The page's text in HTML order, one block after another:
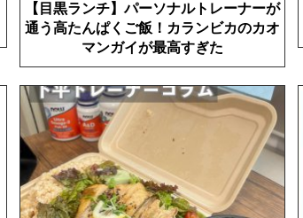
【目黒ランチ】パーソナルトレーナーが
通う高たんぱくご飯！カランビカのカオ
マンガイが最高すぎた